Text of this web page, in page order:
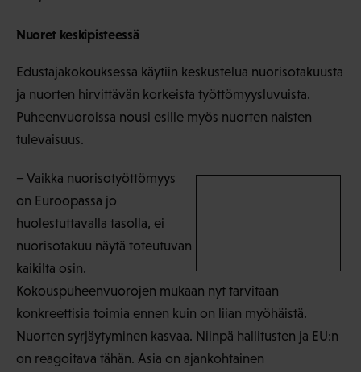
Nuoret keskipisteessä
Edustajakokouksessa käytiin keskustelua nuorisotakuusta
ja nuorten hirvittävän korkeista työttömyysluvuista.
Puheenvuoroissa nousi esille myös nuorten naisten
tulevaisuus.
− Vaikka nuorisotyöttömyys
on Euroopassa jo
huolestuttavalla tasolla, ei
nuorisotakuu näytä toteutuvan
kaikilta osin.
Kokouspuheenvuorojen mukaan nyt tarvitaan
konkreettisia toimia ennen kuin on liian myöhäistä.
Nuorten syrjäytyminen kasvaa. Niinpä hallitusten ja EU:n
on reagoitava tähän. Asia on ajankohtainen